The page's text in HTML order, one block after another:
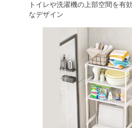
トイレや洗濯機の上部空間を有
なデザイン